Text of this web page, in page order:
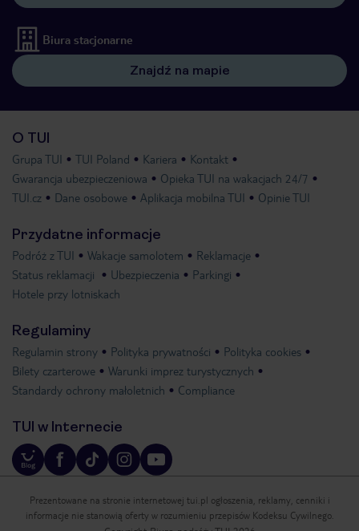
Biura stacjonarne
Znajdź na mapie
O TUI
Grupa TUI TUI Poland Kariera
Kontakt
Gwarancja ubezpieczeniowa
Opieka TUI na wakacjach 24/7
TUI.cz
Dane osobowe Aplikacja mobilna TUI Opinie TUI
Przydatne informacje
Podróż z TUI Wakacje samolotem
Reklamacje
Status reklamacji
Ubezpieczenia
Parkingi
Hotele przy lotniskach
Regulaminy
Regulamin strony Polityka prywatności
Polityka cookies
Bilety czarterowe
Warunki imprez turystycznych
Standardy ochrony małoletnich
Compliance
TUI w Internecie
Prezentowane na stronie internetowej tui.pl ogłoszenia, reklamy, cenniki i
informacje nie stanowią oferty w rozumieniu przepisów Kodeksu Cywilnego.